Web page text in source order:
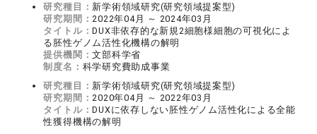
研究種目： 新学術領域研究(研究領域提案型)
研究期間： 2022年04月 ～ 2024年03月
タイトル：DUX非依存的な新規2細胞様細胞の可視化によ
る胚性ゲノム活性化機構の解明
提供機関：文部科学省
制度名： 科学研究費助成事業
研究種目： 新学術領域研究(研究領域提案型)
研究期間： 2020年04月 ～ 2022年03月
タイトル：DUXに依存しない胚性ゲノム活性化による全能
性獲得機構の解明